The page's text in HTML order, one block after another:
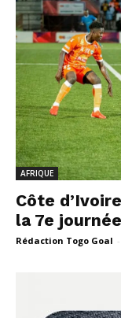
AFRIQUE
Côte
la 7e
Rédaction Togo Goal -